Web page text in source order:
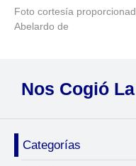
Foto cortesía
Abelardo de
Nos Cogió
Categorías